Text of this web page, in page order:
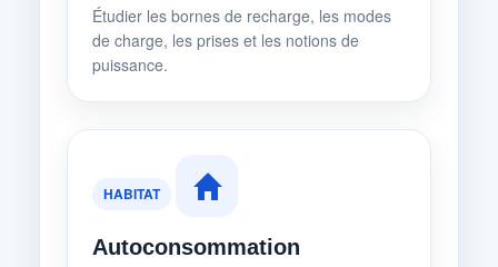
Étudier les bornes de recharge, les modes
de charge, les prises et les notions de
puissance.
HABITAT
Autoconsommation